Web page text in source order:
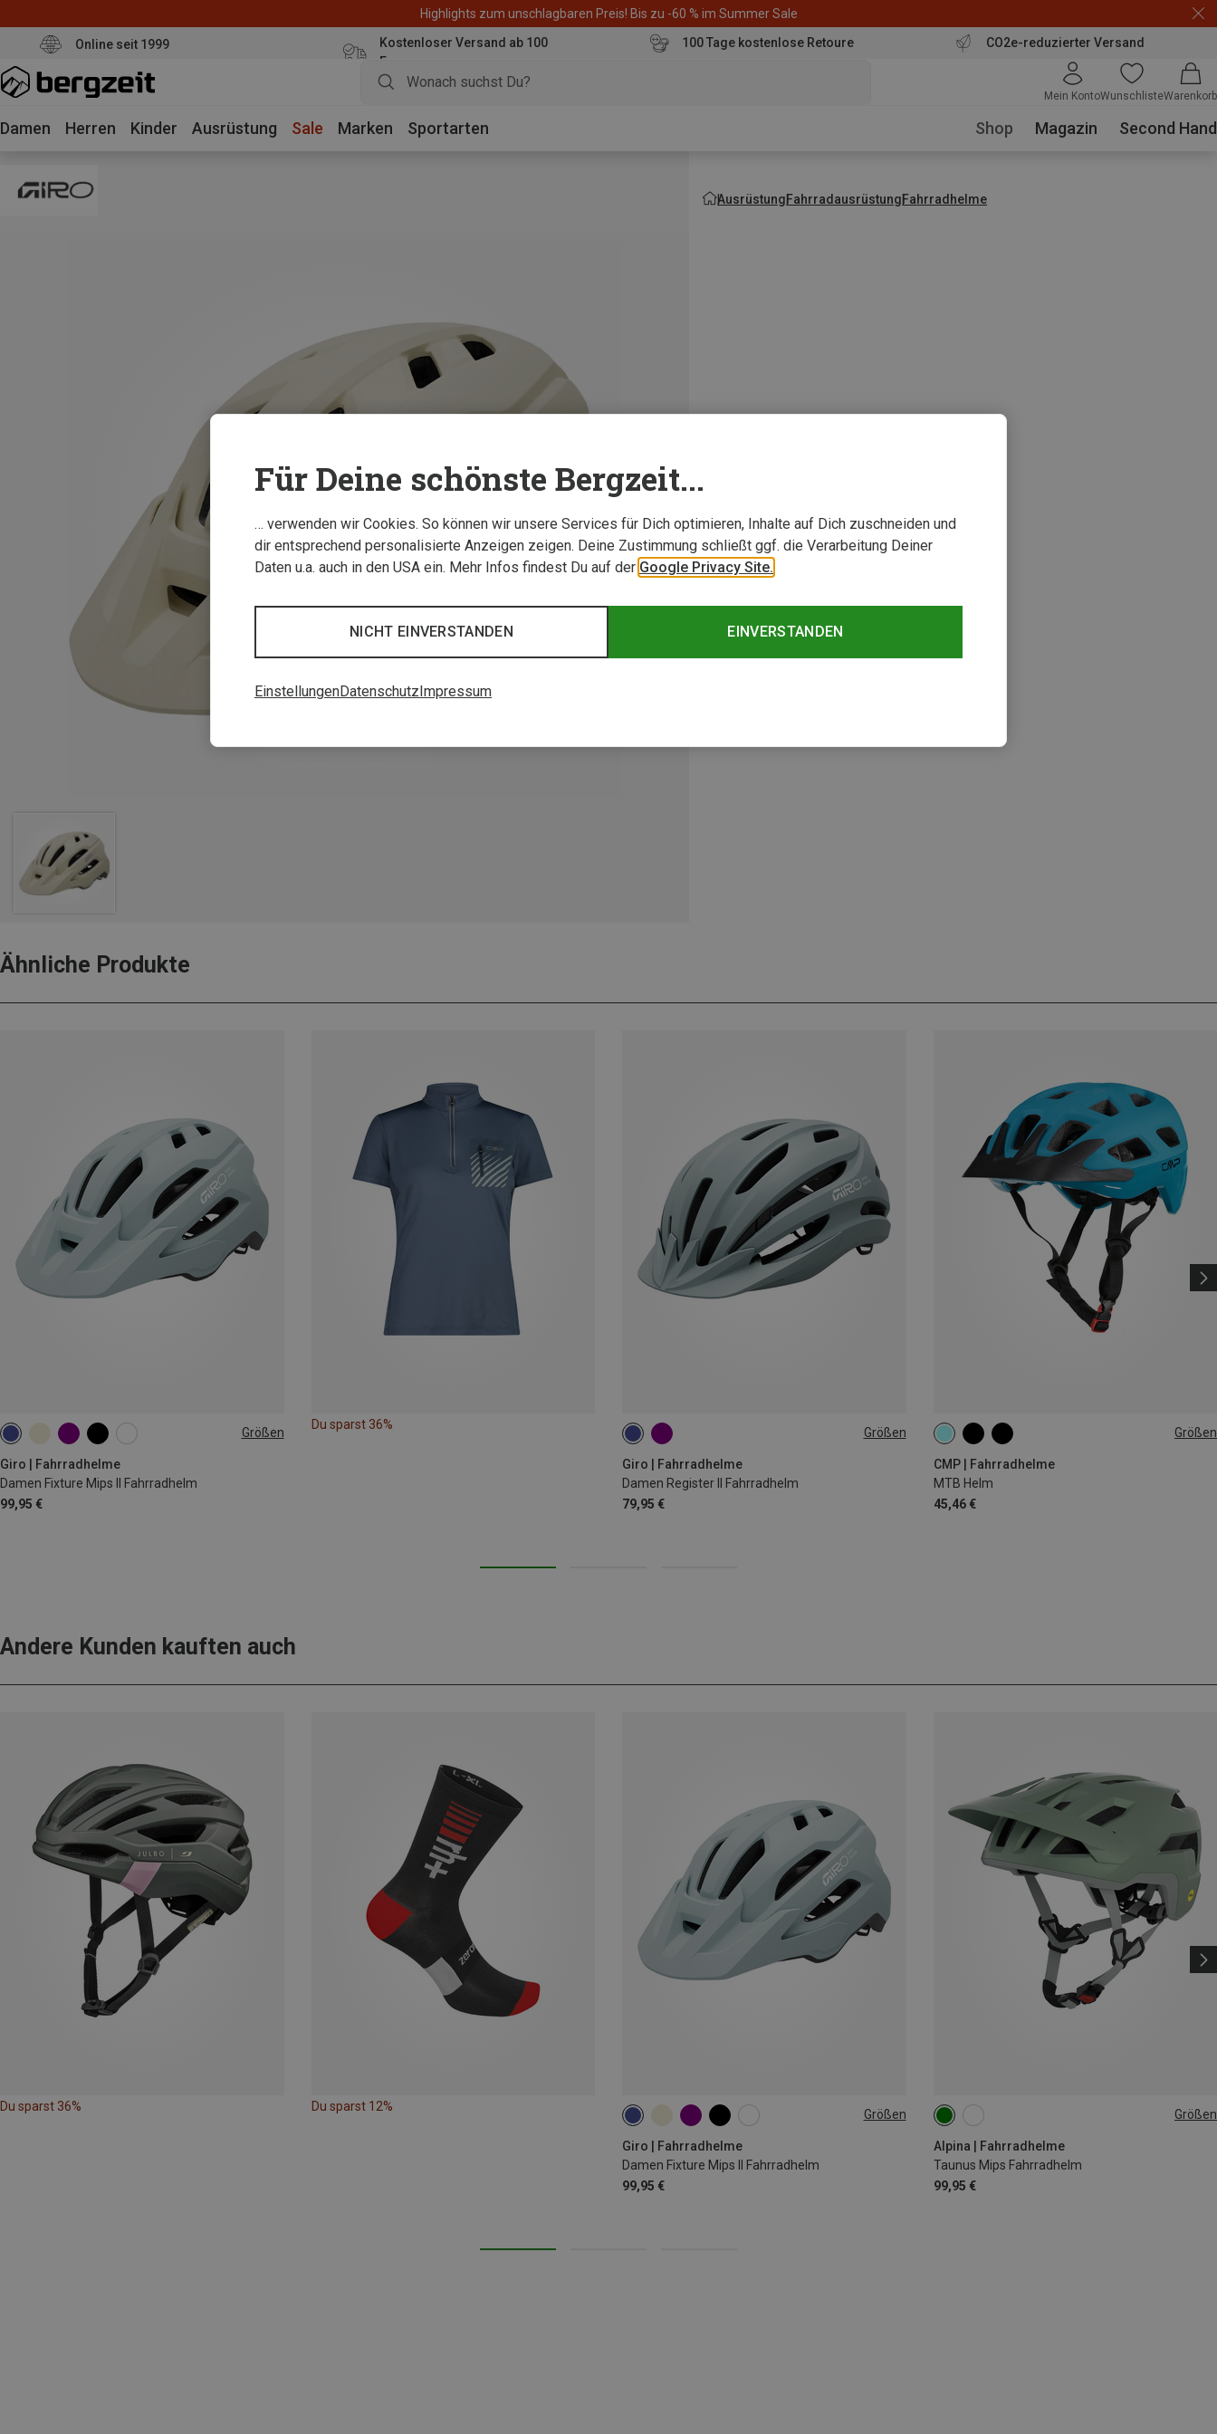
Highlights zum unschlagbaren Preis! Bis zu -60 % im Summer Sale
Online seit 1999
Kostenloser Versand ab 100
Euro
100 Tage kostenlose Retoure CO2e-reduzierter Versand
Mein KontoWunschlisteWarenkorb
Damen Herren Kinder Ausrüstung Sale Marken Sportarten Shop Magazin Second Hand
AusrüstungFahrradausrüstungFahrradhelme
Ähnliche Produkte
Größen
Giro | Fahrradhelme
Damen Fixture Mips II Fahrradhelm
99,95 €
50-57CM
Du sparst 36%
Größen
Giro | Fahrradhelme
Damen Register II Fahrradhelm
79,95 €
50-57CM Größen
CMP | Fahrradhelme
MTB Helm
45,46 €
55-58CM
Andere Kunden kauften auch
Du sparst 36% Du sparst 12%
Größen
Giro | Fahrradhelme
Damen Fixture Mips II Fahrradhelm
99,95 €
50-57CM Größen
Alpina | Fahrradhelme
Taunus Mips Fahrradhelm
99,95 €
52-56CM
Für Deine schönste Bergzeit...
… verwenden wir Cookies. So können wir unsere Services für Dich optimieren, Inhalte auf Dich zuschneiden und
dir entsprechend personalisierte Anzeigen zeigen. Deine Zustimmung schließt ggf. die Verarbeitung Deiner
Daten u.a. auch in den USA ein. Mehr Infos findest Du auf der Google Privacy Site.
EINVERSTANDEN
NICHT EINVERSTANDEN
EinstellungenDatenschutz Impressum